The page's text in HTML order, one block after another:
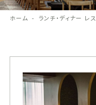
ホーム ランチ・ディナー レ